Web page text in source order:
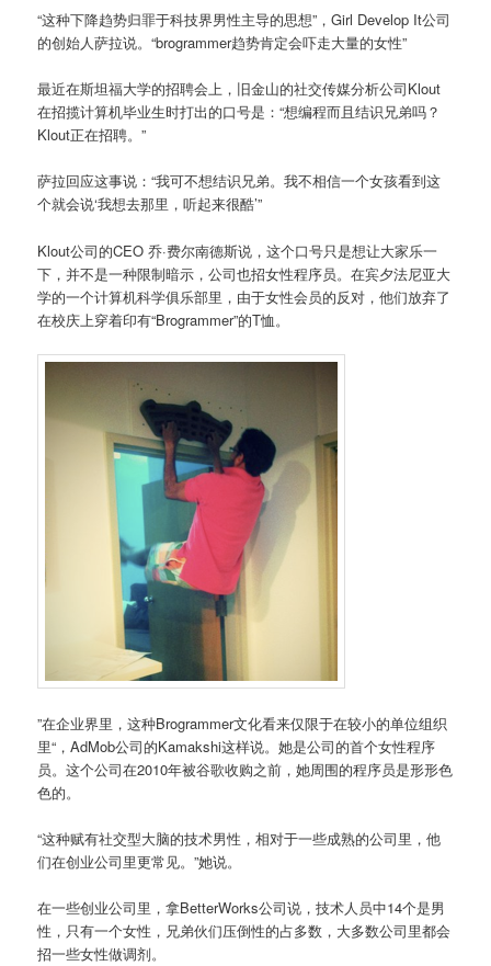
“这种下降趋势归罪于科技界男性主导的思想”，Girl Develop It公司
的创始人萨拉说。“brogrammer趋势肯定会吓走大量的女性”
最近在斯坦福大学的招聘会上，旧金山的社交传媒分析公司Klout
在招揽计算机毕业生时打出的口号是：“想编程而且结识兄弟吗？
Klout正在招聘。”
萨拉回应这事说：“我可不想结识兄弟。我不相信一个女孩看到这
个就会说‘我想去那里，听起来很酷’”
Klout公司的CEO 乔·费尔南德斯说，这个口号只是想让大家乐一
下，并不是一种限制暗示，公司也招女性程序员。在宾夕法尼亚大
学的一个计算机科学俱乐部里，由于女性会员的反对，他们放弃了
在校庆上穿着印有“Brogrammer”的T恤。
”在企业界里，这种Brogrammer文化看来仅限于在较小的单位组织
里“，AdMob公司的Kamakshi这样说。她是公司的首个女性程序
员。这个公司在2010年被谷歌收购之前，她周围的程序员是形形色
色的。
“这种赋有社交型大脑的技术男性，相对于一些成熟的公司里，他
们在创业公司里更常见。”她说。
在一些创业公司里，拿BetterWorks公司说，技术人员中14个是男
性，只有一个女性，兄弟伙们压倒性的占多数，大多数公司里都会
招一些女性做调剂。